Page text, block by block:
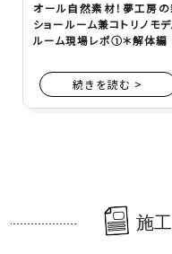
オール自然素材！夢工房の
ショールーム兼コトリノモ
ルーム現場レポ①＊解体編
続きを読む >
施